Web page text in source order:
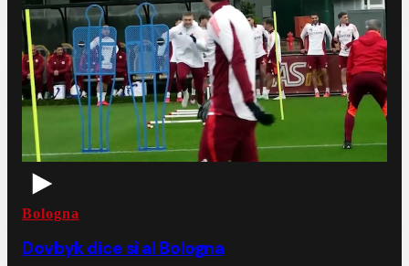
Bologna
Dovbyk dice sì al Bologna